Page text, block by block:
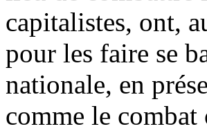
capitalistes, ont,
pour les faire se
nationale, en
comme le